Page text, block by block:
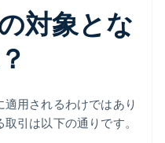
対象とな
用されるわけではあり
引は以下の通りです。